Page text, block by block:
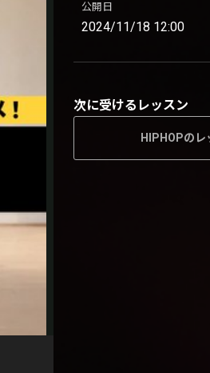
公開日
2024/11/18 12:00
次に受けるレッスン
HIPHOPの